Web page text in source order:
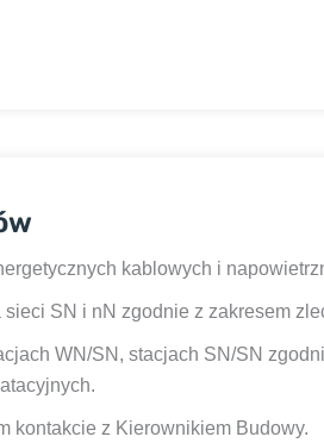
kablowych i
SN i nN zgodnie z zakresem
WN/SN, stacjach SN/SN
kontakcie z Kierownikiem Budowy.